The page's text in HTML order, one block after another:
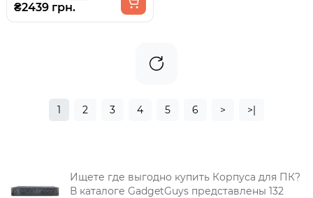
₴2439 грн.
1 2 3 4 5 6 > >|
Ищете где выгодно купить Корпуса для ПК?
В каталоге GadgetGuys представлены 132